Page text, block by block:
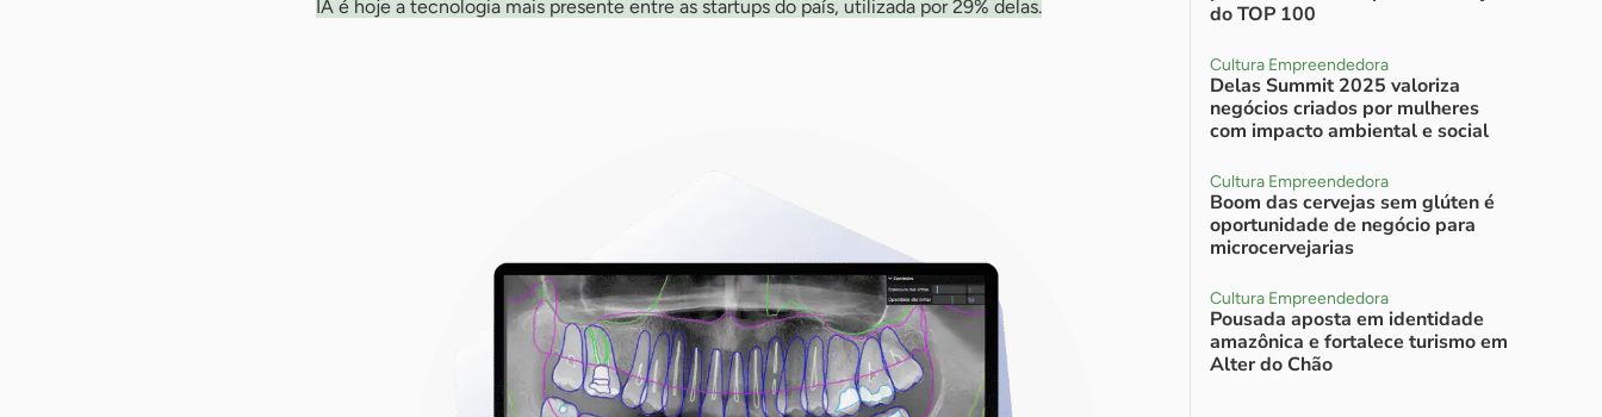
IA é hoje a tecnologia mais presente entre as startups do país, utilizada por 29% delas.
do TOP 100
Cultura Empreendedora
Delas Summit 2025 valoriza
negócios criados por mulheres
com impacto ambiental e social
Cultura Empreendedora
Boom das cervejas sem glúten é
oportunidade de negócio para
microcervejarias
Cultura Empreendedora
Pousada aposta em identidade
amazônica e fortalece turismo em
Alter do Chão